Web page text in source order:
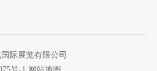
际展览有限公司